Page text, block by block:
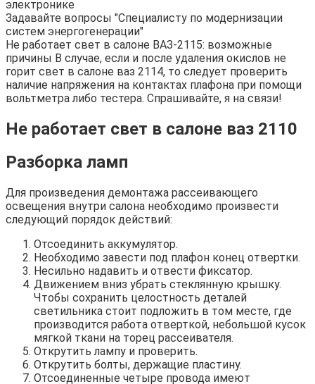
электронике
Задавайте вопросы "Специалисту по модернизации
систем энергогенерации"
Не работает свет в салоне ВАЗ-2115: возможные
причины В случае, если и после удаления окислов не
горит свет в салоне ваз 2114, то следует проверить
наличие напряжения на контактах плафона при помощи
вольтметра либо тестера. Спрашивайте, я на связи!
Не работает свет в салоне ваз 2110
Разборка ламп
Для произведения демонтажа рассеивающего
освещения внутри салона необходимо произвести
следующий порядок действий:
Отсоединить аккумулятор.
Необходимо завести под плафон конец отвертки.
Несильно надавить и отвести фиксатор.
Движением вниз убрать стеклянную крышку.
Чтобы сохранить целостность деталей
светильника стоит подложить в том месте, где
производится работа отверткой, небольшой кусок
мягкой ткани на торец рассеивателя.
Открутить лампу и проверить.
Открутить болты, держащие пластину.
Отсоединенные четыре провода имеют